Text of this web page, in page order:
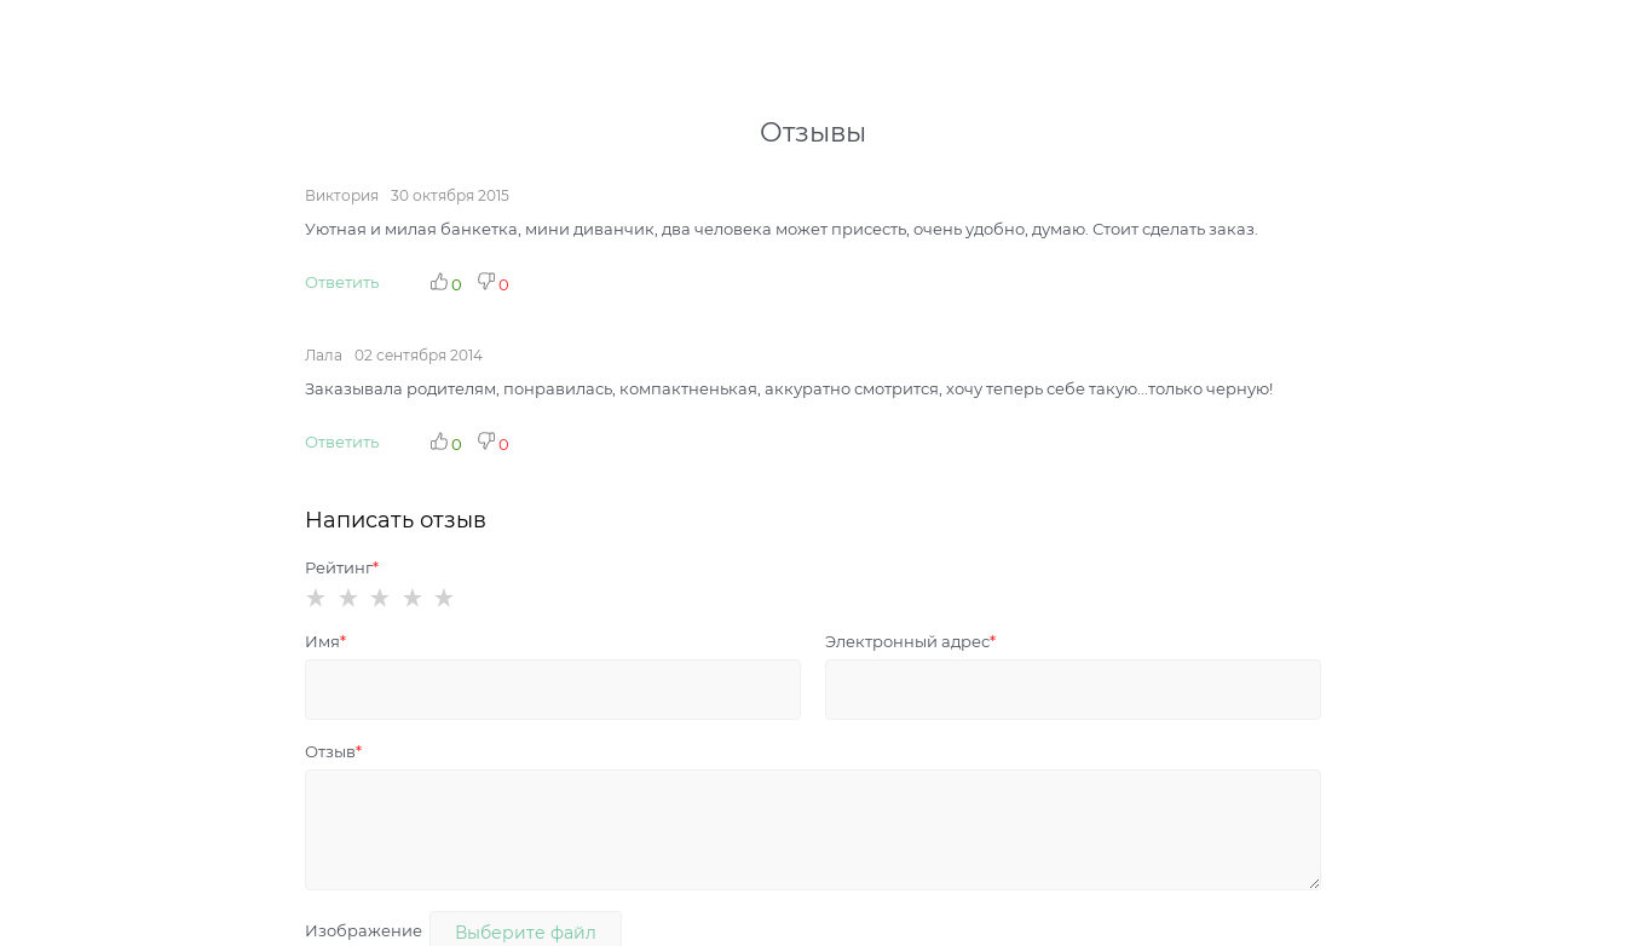
Отзывы
Виктория 30 октября 2015
Уютная и милая банкетка, мини диванчик, два человека может присесть, очень удобно, думаю. Стоит сделать заказ.
Ответить 0 0
Лала 02 сентября 2014
Заказывала родителям, понравилась, компактненькая, аккуратно смотрится, хочу теперь себе такую...только черную!
Ответить 0 0
Написать отзыв
Рейтинг
Имя Электронный адрес
Отзыв
Изображение Выберите файл